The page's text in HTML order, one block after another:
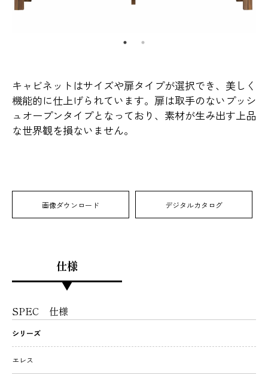
キャビネットはサイズや扉タイプが選択でき、美しく
機能的に仕上げられています。扉は取手のないプッシ
ュオープンタイプとなっており、素材が生み出す上品
な世界観を損ないません。
画像ダウンロード デジタルカタログ
仕様
SPEC 仕様
シリーズ
エレス